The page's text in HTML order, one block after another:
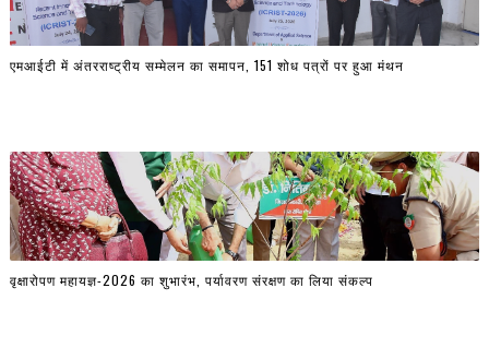
एमआईटी में अंतरराष्ट्रीय सम्मेलन का समापन, 151 शोध पत्रों पर हुआ मंथन
वृक्षारोपण महायज्ञ-2026 का शुभारंभ, पर्यावरण संरक्षण का लिया संकल्प